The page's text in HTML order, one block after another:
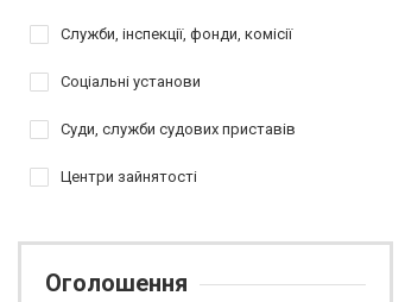
Служби, інспекції, фонди, комісії
Соціальні установи
Суди, служби судових приставів
Центри зайнятості
Оголошення